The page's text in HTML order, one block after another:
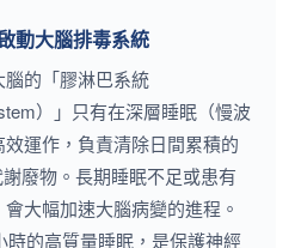
動大腦排毒系統
的「膠淋巴系統
）」只有在深層睡眠（慢波
運作，負責清除日間累積的
廢物。長期睡眠不足或患有
大幅加速大腦病變的進程。
時的高質量睡眠，是保護神經